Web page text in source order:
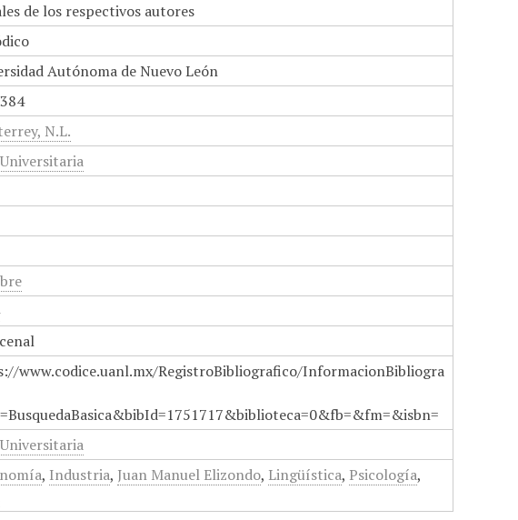
de los respectivos autores
Autónoma de Nuevo León
N.L.
www.codice.uanl.mx/RegistroBibliografico/InformacionBibliogra
, Industria, Juan Manuel Elizondo, Lingüística, Psicología,